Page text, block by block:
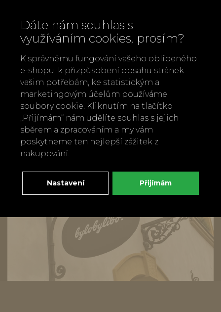
Rozměry krabička: 5,5 x 3,5 cm
Rozměry srdíčka: 3 - 3,5cm
Porcelánové srdce se
stříbrným malováním.
Zpět Doporučit
Dáte nám souhlas s
využíváním cookies, prosím?
K správnému fungování vašeho oblíbeného
e-shopu, k přizpůsobení obsahu stránek
vašim potřebám, ke statistickým a
marketingovým účelům používáme
soubory cookie. Kliknutím na tlačítko
„Přijímám“ nám udělíte souhlas s jejich
sběrem a zpracováním a my vám
poskytneme ten nejlepší zážitek z
nakupování.
Nastavení Přijímám